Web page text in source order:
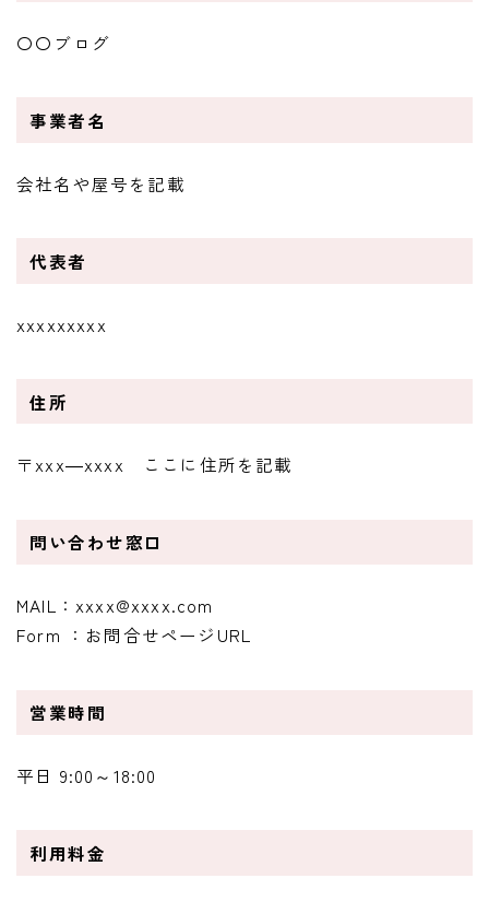
〇〇ブログ
事業者名
会社名や屋号を記載
代表者
xxxxxxxxx
住所
〒xxx―xxxx ここに住所を記載
問い合わせ窓口
MAIL：xxxx@xxxx.com
Form ：お問合せページURL
営業時間
平日 9:00～18:00
利用料金